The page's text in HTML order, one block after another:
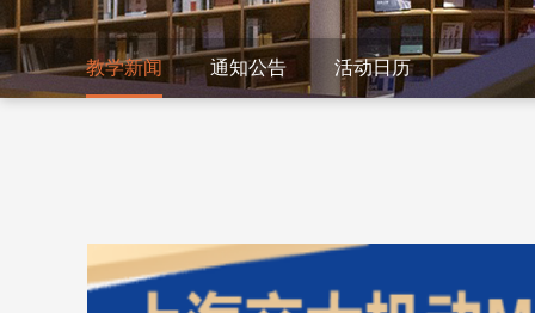
教学新闻 通知公告 活动日历